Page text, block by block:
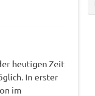
heutigen Zeit
In erster
im